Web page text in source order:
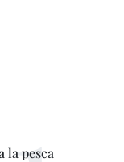
la pesca